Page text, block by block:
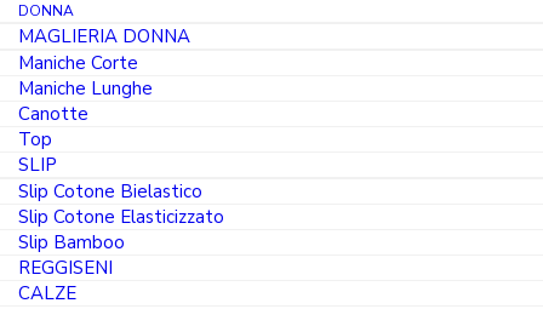
DONNA
MAGLIERIA DONNA
Maniche Corte
Maniche Lunghe
Canotte
Top
SLIP
Slip Cotone Bielastico
Slip Cotone Elasticizzato
Slip Bamboo
REGGISENI
CALZE
PRODOTTO IN ITALIA
Lenzuola lettino 3 pezzi in cotone 100%
ricamato luna